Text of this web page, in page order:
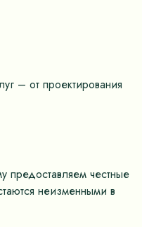
– от проектирования
честные
неизменными в